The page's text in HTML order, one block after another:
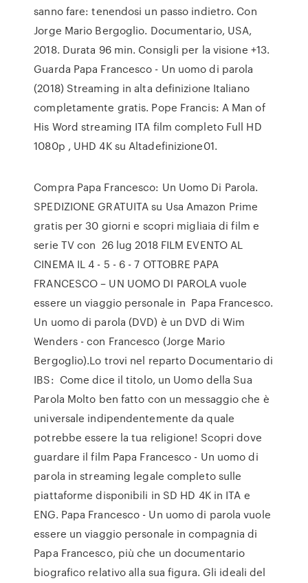
sanno fare: tenendosi un passo indietro. Con
Jorge Mario Bergoglio. Documentario, USA,
2018. Durata 96 min. Consigli per la visione +13.
Guarda Papa Francesco - Un uomo di parola
(2018) Streaming in alta definizione Italiano
completamente gratis. Pope Francis: A Man of
His Word streaming ITA film completo Full HD
1080p , UHD 4K su Altadefinizione01.
Compra Papa Francesco: Un Uomo Di Parola.
SPEDIZIONE GRATUITA su Usa Amazon Prime
gratis per 30 giorni e scopri migliaia di film e
serie TV con 26 lug 2018 FILM EVENTO AL
CINEMA IL 4 - 5 - 6 - 7 OTTOBRE PAPA
FRANCESCO – UN UOMO DI PAROLA vuole
essere un viaggio personale in Papa Francesco.
Un uomo di parola (DVD) è un DVD di Wim
Wenders - con Francesco (Jorge Mario
Bergoglio).Lo trovi nel reparto Documentario di
IBS: Come dice il titolo, un Uomo della Sua
Parola Molto ben fatto con un messaggio che è
universale indipendentemente da quale
potrebbe essere la tua religione! Scopri dove
guardare il film Papa Francesco - Un uomo di
parola in streaming legale completo sulle
piattaforme disponibili in SD HD 4K in ITA e
ENG. Papa Francesco - Un uomo di parola vuole
essere un viaggio personale in compagnia di
Papa Francesco, più che un documentario
biografico relativo alla sua figura. Gli ideali del